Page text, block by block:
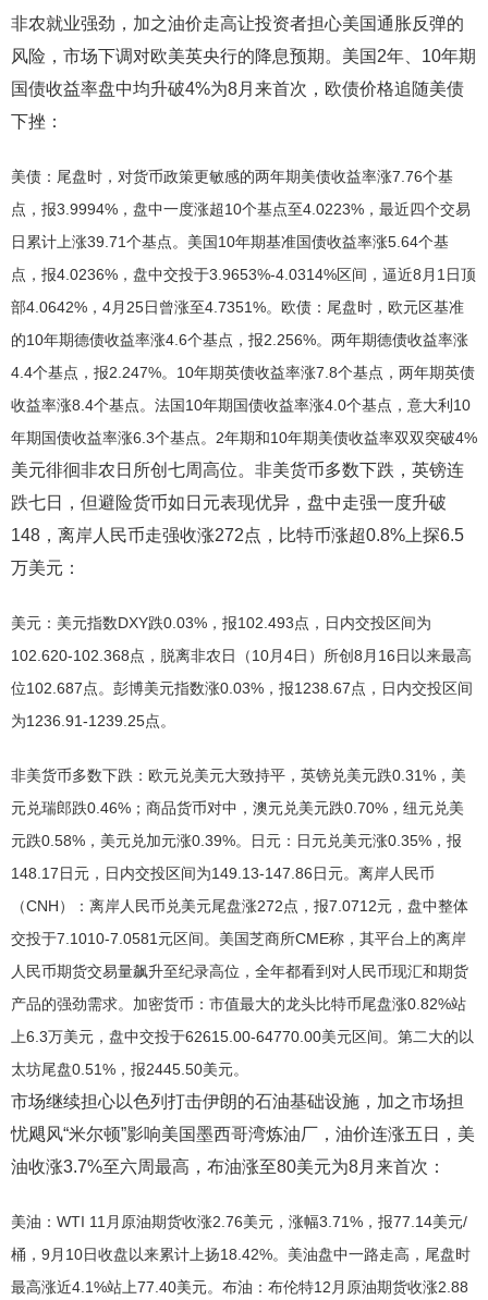
非农就业强劲，加之油价走高让投资者担心美国通胀反弹的
风险，市场下调对欧美英央行的降息预期。美国2年、10年期
国债收益率盘中均升破4%为8月来首次，欧债价格追随美债
下挫：
美债：尾盘时，对货币政策更敏感的两年期美债收益率涨7.76个基
点，报3.9994%，盘中一度涨超10个基点至4.0223%，最近四个交易
日累计上涨39.71个基点。美国10年期基准国债收益率涨5.64个基
点，报4.0236%，盘中交投于3.9653%-4.0314%区间，逼近8月1日顶
部4.0642%，4月25日曾涨至4.7351%。欧债：尾盘时，欧元区基准
的10年期德债收益率涨4.6个基点，报2.256%。两年期德债收益率涨
4.4个基点，报2.247%。10年期英债收益率涨7.8个基点，两年期英债
收益率涨8.4个基点。法国10年期国债收益率涨4.0个基点，意大利10
年期国债收益率涨6.3个基点。2年期和10年期美债收益率双双突破4%
美元徘徊非农日所创七周高位。非美货币多数下跌，英镑连
跌七日，但避险货币如日元表现优异，盘中走强一度升破
148，离岸人民币走强收涨272点，比特币涨超0.8%上探6.5
万美元：
美元：美元指数DXY跌0.03%，报102.493点，日内交投区间为
102.620-102.368点，脱离非农日（10月4日）所创8月16日以来最高
位102.687点。彭博美元指数涨0.03%，报1238.67点，日内交投区间
为1236.91-1239.25点。
非美货币多数下跌：欧元兑美元大致持平，英镑兑美元跌0.31%，美
元兑瑞郎跌0.46%；商品货币对中，澳元兑美元跌0.70%，纽元兑美
元跌0.58%，美元兑加元涨0.39%。日元：日元兑美元涨0.35%，报
148.17日元，日内交投区间为149.13-147.86日元。离岸人民币
（CNH）：离岸人民币兑美元尾盘涨272点，报7.0712元，盘中整体
交投于7.1010-7.0581元区间。美国芝商所CME称，其平台上的离岸
人民币期货交易量飙升至纪录高位，全年都看到对人民币现汇和期货
产品的强劲需求。加密货币：市值最大的龙头比特币尾盘涨0.82%站
上6.3万美元，盘中交投于62615.00-64770.00美元区间。第二大的以
太坊尾盘0.51%，报2445.50美元。
市场继续担心以色列打击伊朗的石油基础设施，加之市场担
忧飓风“米尔顿”影响美国墨西哥湾炼油厂，油价连涨五日，美
油收涨3.7%至六周最高，布油涨至80美元为8月来首次：
美油：WTI 11月原油期货收涨2.76美元，涨幅3.71%，报77.14美元/
桶，9月10日收盘以来累计上扬18.42%。美油盘中一路走高，尾盘时
最高涨近4.1%站上77.40美元。布油：布伦特12月原油期货收涨2.88